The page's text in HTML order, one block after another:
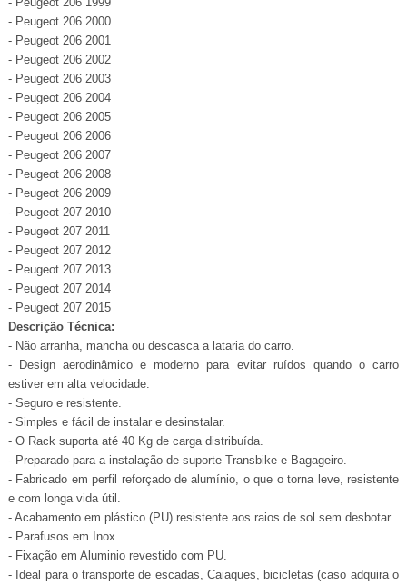
- Peugeot 206 2000
- Peugeot 206 2001
- Peugeot 206 2002
- Peugeot 206 2003
- Peugeot 206 2004
- Peugeot 206 2005
- Peugeot 206 2006
- Peugeot 206 2007
- Peugeot 206 2008
- Peugeot 206 2009
- Peugeot 207 2010
- Peugeot 207 2011
- Peugeot 207 2012
- Peugeot 207 2013
- Peugeot 207 2014
- Peugeot 207 2015
Descrição Técnica:
- Não arranha, mancha ou descasca a lataria do carro.
- Design aerodinâmico e moderno para evitar ruídos quando o carro
estiver em alta velocidade.
- Seguro e resistente.
- Simples e fácil de instalar e desinstalar.
- O Rack suporta até 40 Kg de carga distribuída.
- Preparado para a instalação de suporte Transbike e Bagageiro.
- Fabricado em perfil reforçado de alumínio, o que o torna leve, resistente
e com longa vida útil.
- Acabamento em plástico (PU) resistente aos raios de sol sem desbotar.
- Parafusos em Inox.
- Fixação em Aluminio revestido com PU.
- Ideal para o transporte de escadas, Caiaques, bicicletas (caso adquira o